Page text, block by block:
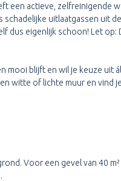
een actieve, zelfreinigende
uitlaatgassen uit
dus eigenlijk schoon! Let op:
mooi blijft en wil je keuze uit
witte of lichte muur en vind
Voor een gevel van 40